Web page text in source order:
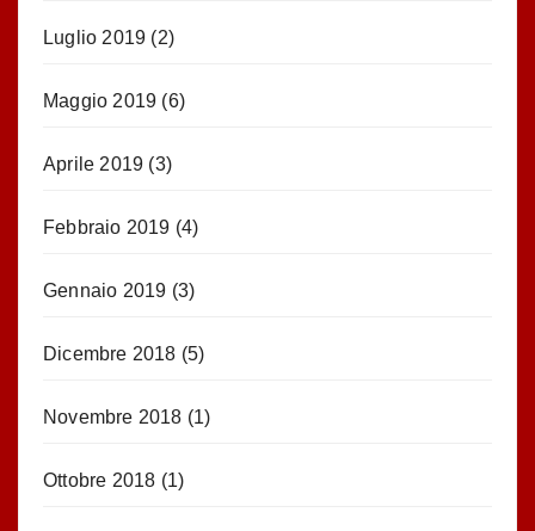
Luglio 2019 (2)
Maggio 2019 (6)
Aprile 2019 (3)
Febbraio 2019 (4)
Gennaio 2019 (3)
Dicembre 2018 (5)
Novembre 2018 (1)
Ottobre 2018 (1)